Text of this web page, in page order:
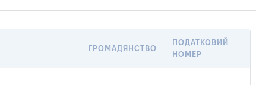
ГРОМАДЯНСТВО
ПОДАТКОВИЙ
НОМЕР